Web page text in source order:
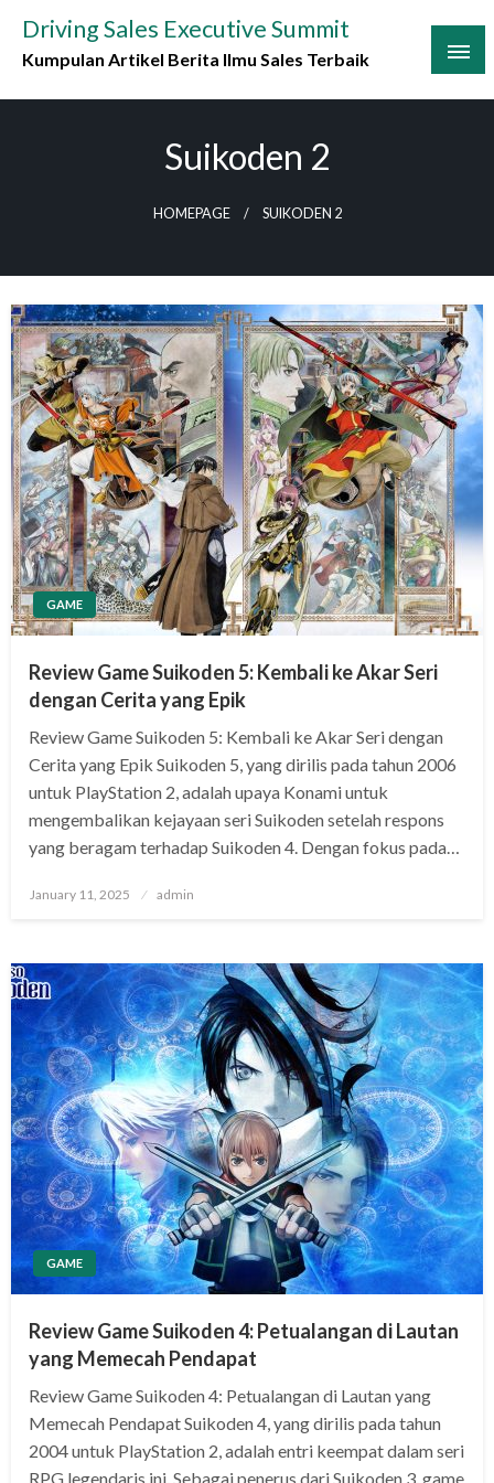
content
Driving Sales Executive Summit
Kumpulan Artikel Berita Ilmu Sales Terbaik
Suikoden 2
HOMEPAGE SUIKODEN 2
GAME
Review Game Suikoden 5: Kembali ke Akar Seri
dengan Cerita yang Epik
Review Game Suikoden 5: Kembali ke Akar Seri dengan
Cerita yang Epik Suikoden 5, yang dirilis pada tahun 2006
untuk PlayStation 2, adalah upaya Konami untuk
mengembalikan kejayaan seri Suikoden setelah respons
yang beragam terhadap Suikoden 4. Dengan fokus pada…
Posted
January 11, 2025 admin
GAME
Review Game Suikoden 4: Petualangan di Lautan
yang Memecah Pendapat
Review Game Suikoden 4: Petualangan di Lautan yang
Memecah Pendapat Suikoden 4, yang dirilis pada tahun
2004 untuk PlayStation 2, adalah entri keempat dalam seri
RPG legendaris ini. Sebagai penerus dari Suikoden 3, game